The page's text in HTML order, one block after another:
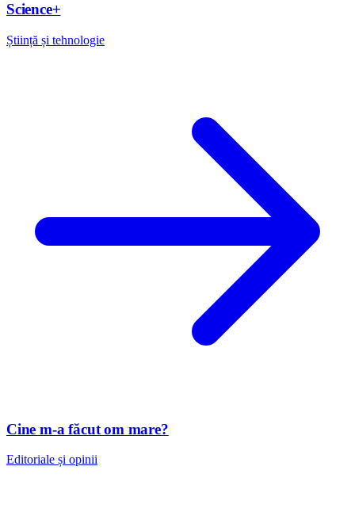
Science+
Știință și tehnologie
Cine m-a făcut om mare?
Editoriale și opinii